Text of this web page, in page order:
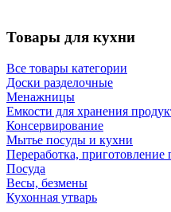
Товары для кухни
Все товары категории
Доски разделочные
Менажницы
Емкости для хранения
Консервирование
Мытье посуды и кухни
Переработка, приготовление
Посуда
Весы, безмены
Кухонная утварь